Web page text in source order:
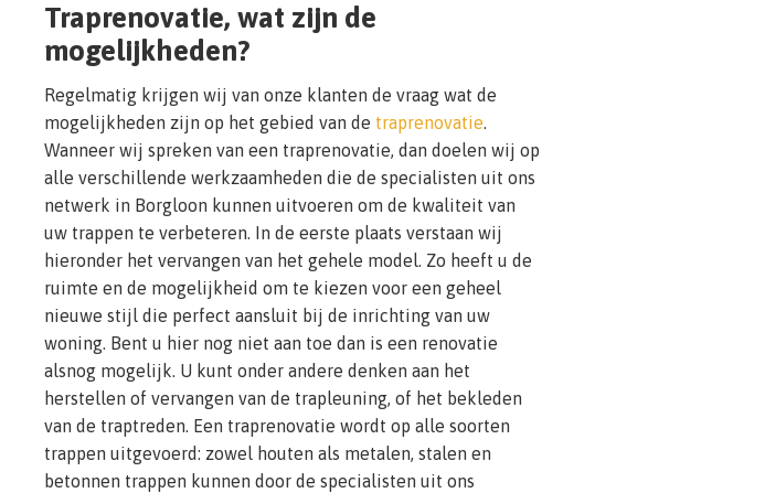
Traprenovatie, wat zijn de
mogelijkheden?
Regelmatig krijgen wij van onze klanten de vraag wat de
mogelijkheden zijn op het gebied van de traprenovatie.
Wanneer wij spreken van een traprenovatie, dan doelen wij op
alle verschillende werkzaamheden die de specialisten uit ons
netwerk in Borgloon kunnen uitvoeren om de kwaliteit van
uw trappen te verbeteren. In de eerste plaats verstaan wij
hieronder het vervangen van het gehele model. Zo heeft u de
ruimte en de mogelijkheid om te kiezen voor een geheel
nieuwe stijl die perfect aansluit bij de inrichting van uw
woning. Bent u hier nog niet aan toe dan is een renovatie
alsnog mogelijk. U kunt onder andere denken aan het
herstellen of vervangen van de trapleuning, of het bekleden
van de traptreden. Een traprenovatie wordt op alle soorten
trappen uitgevoerd: zowel houten als metalen, stalen en
betonnen trappen kunnen door de specialisten uit ons